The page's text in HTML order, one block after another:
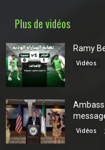
Plus de vidéos
Ramy
Vidéos
Vidéos